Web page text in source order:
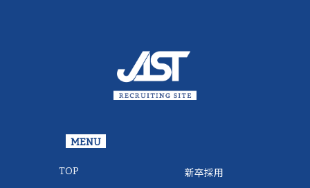
MENU
TOP
新卒採用